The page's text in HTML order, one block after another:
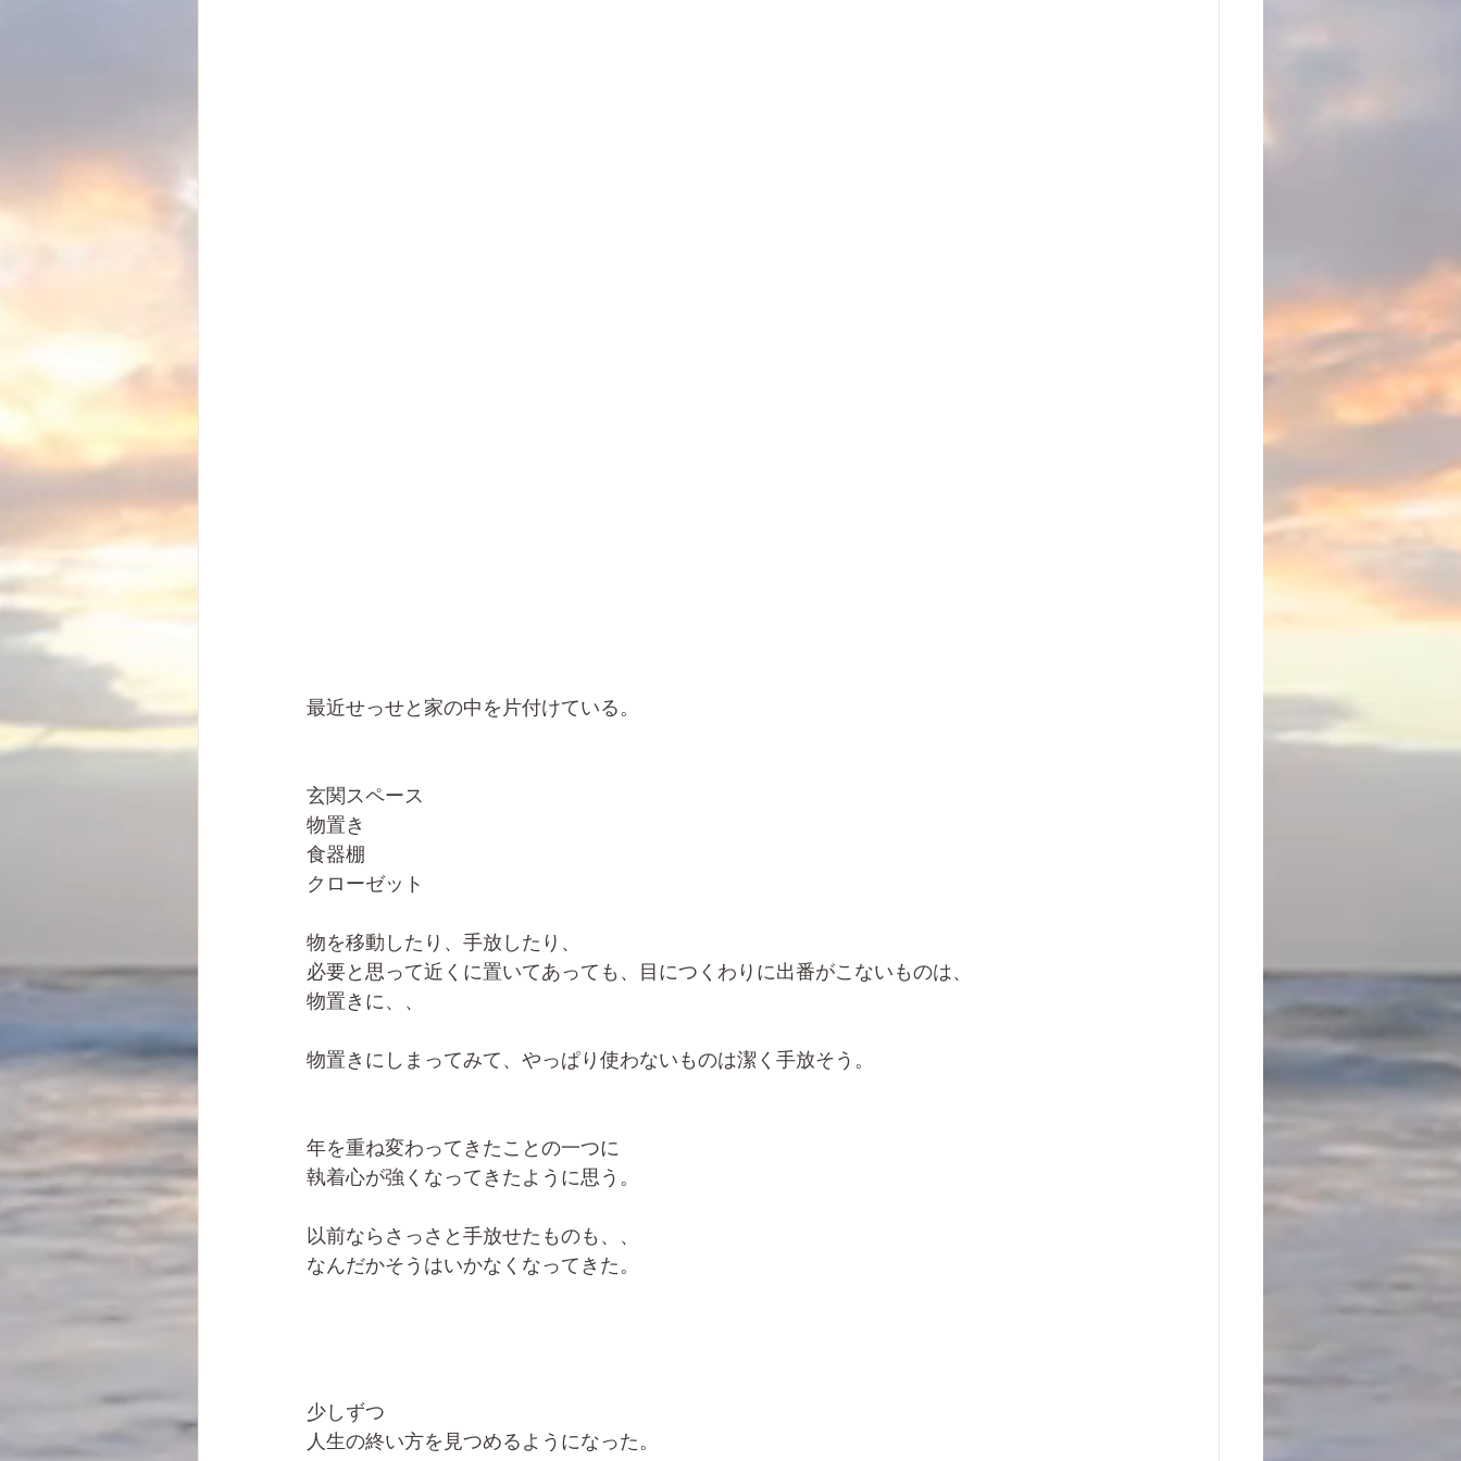
最近せっせと家の中を片付けている。
玄関スペース
物置き
食器棚
クローゼット
物を移動したり、手放したり、
必要と思って近くに置いてあっても、目につくわりに出番がこないものは、
物置きに、、
物置きにしまってみて、やっぱり使わないものは潔く手放そう。
年を重ね変わってきたことの一つに
執着心が強くなってきたように思う。
以前ならさっさと手放せたものも、、
なんだかそうはいかなくなってきた。
少しずつ
人生の終い方を見つめるようになった。